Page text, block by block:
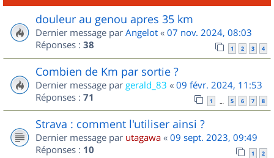
douleur au genou apres 35 km
Dernier message par Angelot « 07 nov. 2024, 08:03
Réponses : 38 1 2 3 4
Combien de Km par sortie ?
Dernier message par gerald_83 « 09 févr. 2024, 11:53
Réponses : 71 1 … 5 6 7 8
Strava : comment l'utiliser ainsi ?
Dernier message par utagawa « 09 sept. 2023, 09:49
Réponses : 10 1 2